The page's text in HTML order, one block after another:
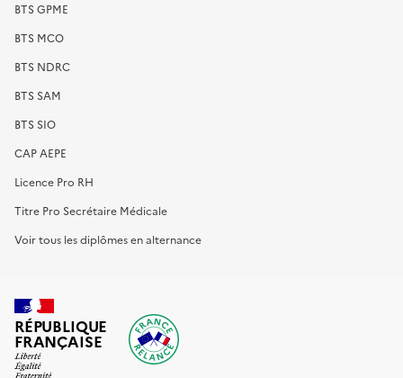
BTS GPME
BTS MCO
BTS NDRC
BTS SAM
BTS SIO
CAP AEPE
Licence Pro RH
Titre Pro Secrétaire Médicale
Voir tous les diplômes en alternance
RÉPUBLIQUE
FRANÇAISE